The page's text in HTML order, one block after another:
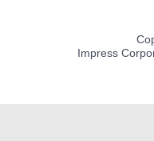
Impress